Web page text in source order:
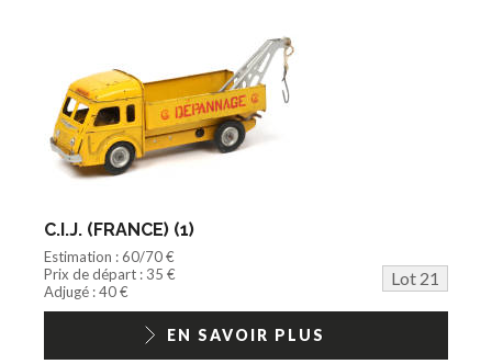
C.I.J. (FRANCE) (1)
Estimation : 60/70 €
Prix de départ : 35 €
Lot 21
Adjugé : 40 €
EN SAVOIR PLUS